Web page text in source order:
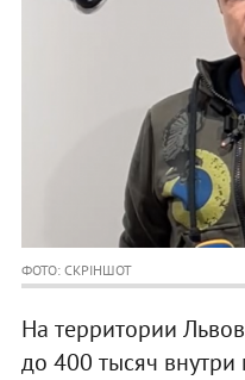
ФОТО: СКРІНШОТ
На территории
до 400 тысяч